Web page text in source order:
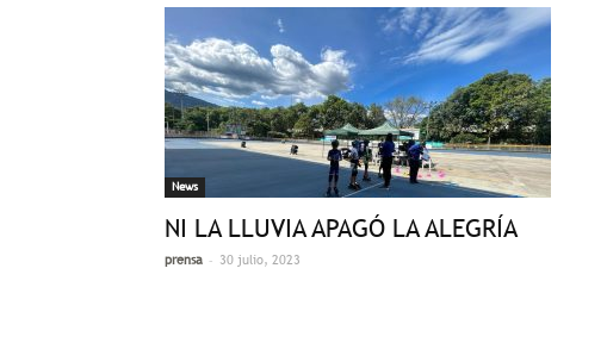
News
NI LA LLUVIA APAGÓ LA ALEGRÍA
prensa - 30 julio, 2023